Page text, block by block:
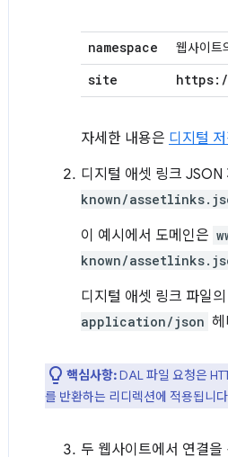
namespace 웹사이트
site https: /
자세한 내용은 디지털
디지털 애셋 링크
known/
이 예시에서 도메인은
known/
디지털 애셋 링크 파일
application/json
핵심사항:DAL 파일 요청은
를 반환하는 리디렉션에 적용됩니
두 웹사이트에서 연결을